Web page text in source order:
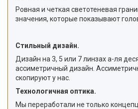
Ровная и четкая светотеневая
значения, которые показывают
Стильный дизайн.
Дизайн на 3, 5 или 7 линзах а-ля
ассиметричный дизайн.
скопируют у нас.
Технологичная оптика.
Мы переработали не только